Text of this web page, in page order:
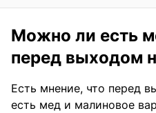
Можно ли есть
перед выходом
Есть мнение, что перед
есть мед и малиновое